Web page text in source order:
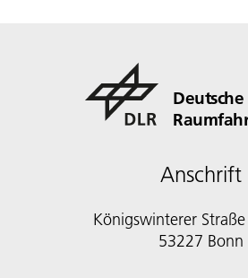
Deutsche
Anschrift
Königswinterer
53227 Bonn